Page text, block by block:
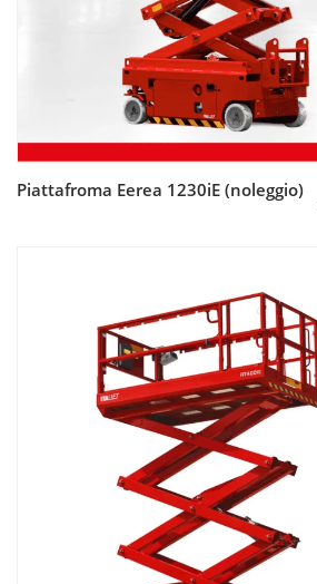
Leggi tutto
Piattafroma Eerea 1230iE (noleggio)